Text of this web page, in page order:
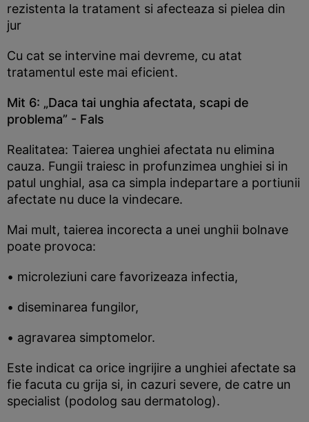
rezistenta la tratament si afecteaza si pielea din
jur
Cu cat se intervine mai devreme, cu atat
tratamentul este mai eficient.
Mit 6: „Daca tai unghia afectata, scapi de
problema” - Fals
Realitatea: Taierea unghiei afectata nu elimina
cauza. Fungii traiesc in profunzimea unghiei si in
patul unghial, asa ca simpla indepartare a portiunii
afectate nu duce la vindecare.
Mai mult, taierea incorecta a unei unghii bolnave
poate provoca:
• microleziuni care favorizeaza infectia,
• diseminarea fungilor,
• agravarea simptomelor.
Este indicat ca orice ingrijire a unghiei afectate sa
fie facuta cu grija si, in cazuri severe, de catre un
specialist (podolog sau dermatolog).